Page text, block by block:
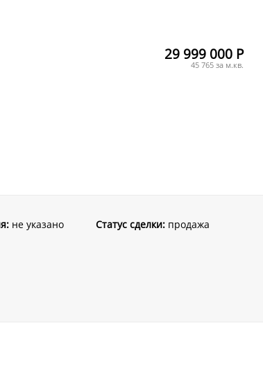
29 999 000 Р
45 765 за м.кв.
не указано Статус сделки:продажа